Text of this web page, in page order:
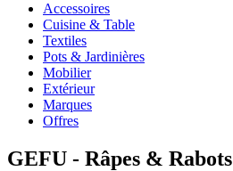
Accessoires
Cuisine & Table
Textiles
Pots & Jardinières
Mobilier
Extérieur
Marques
Offres
GEFU - Râpes & Rabots